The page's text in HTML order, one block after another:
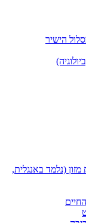
הישיר
(נלמד באנגלית,